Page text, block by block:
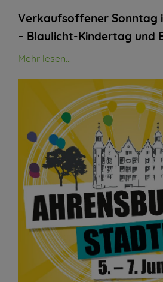
Verkaufsoffener Sonntag
– Blaulicht-Kindertag und
Mehr lesen...